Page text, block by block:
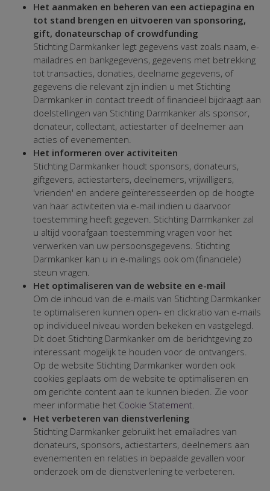
Het aanmaken en beheren van een actiepagina en
tot stand brengen en uitvoeren van sponsoring,
gift, donateurschap of crowdfunding
Stichting Darmkanker legt gegevens vast zoals naam, e-
mailadres en bankgegevens, gegevens met betrekking
tot transacties, donaties, deelname gegevens, of
gegevens die relevant zijn indien u met Stichting
Darmkanker in contact treedt of financieel bijdraagt aan
doelstellingen van Stichting Darmkanker als sponsor,
donateur, collectant, actiestarter of deelnemer aan
acties of evenementen.
Het informeren over activiteiten
Stichting Darmkanker houdt sponsors, donateurs,
giftgevers, actiestarters, deelnemers, vrijwilligers,
'vrienden' en andere geïnteresseerden op de hoogte
van haar activiteiten via e-mail indien u daarvoor
toestemming heeft gegeven. Stichting Darmkanker zal
u altijd voorafgaan toestemming vragen voor het
verwerken van uw persoonsgegevens. Stichting
Darmkanker kan u in e-mailings ook om (financiële)
steun vragen.
Het optimaliseren van de website en e-mail
Om de inhoud van de e-mails van Stichting Darmkanker
te optimaliseren kunnen open- en clickratio van e-mails
op individueel niveau worden bekeken en vastgelegd.
Dit doet Stichting Darmkanker om de berichtgeving zo
interessant mogelijk te houden voor de ontvangers.
Op de website Stichting Darmkanker worden ook
cookies geplaats om de website te optimaliseren en
om gerichte content aan te kunnen bieden. Zie voor
meer informatie het Cookie Statement.
Het verbeteren van dienstverlening
Stichting Darmkanker gebruikt het emailadres van
donateurs, sponsors, actiestarters, deelnemers aan
evenementen en relaties in bepaalde gevallen voor
onderzoek om de dienstverlening te verbeteren.